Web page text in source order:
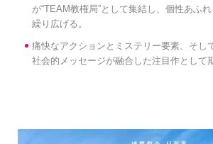
が“TEAM教権局”として集結し、個性あふ
繰り広げる。
痛快なアクションとミステリー要素、そし
社会的メッセージが融合した注目作として